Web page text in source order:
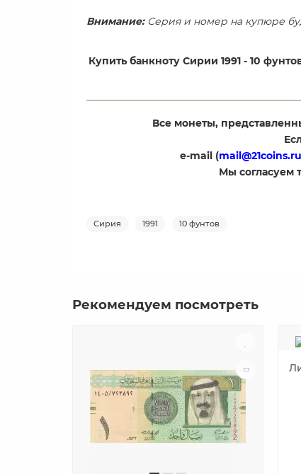
Внимание:Серия и номер на купюре
Купить банкноту Сирии 1991 - 10
Все монеты,
e-mail (mail@21coins.ru
​Мы согласуем
Сирия 1991 10 фунтов
Рекомендуем посмотреть